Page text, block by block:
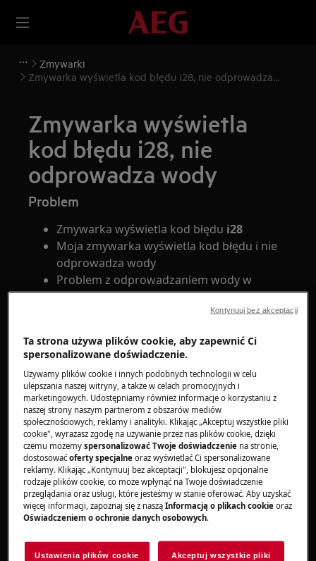
Zmywarki
Zmywarka wyświetla kod błędu i28, nie odprowadza
Zmywarka wyświetla
kod błędu i28, nie
odprowadza wody
Problem
Zmywarka wyświetla kod błędu i28
Moja zmywarka wyświetla kod błędu i nie
odprowadza wody
Problem z odprowadzaniem wody w
zmywarce
Zmywarki
Rozwiązanie
Wyświetlacz zmywarki pokazuje kod błędu
i28 - wskazuje to na awarię pompy
odprowadzającej wodę.
Zamknij dopływ wody i skontaktuj się z
Autoryzowanym Centrum Serwisowym.
Ta strona używa plików cookie, aby zapewnić Ci
spersonalizowane doświadczenie.
Używamy plików cookie i innych podobnych technologii w celu
ulepszania naszej witryny, a także w celach promocyjnych i
marketingowych. Udostępniamy również informacje o korzystaniu z
naszej strony naszym partnerom z obszarów mediów
społecznościowych, reklamy i analityki. Klikając „Akceptuj wszystkie pliki
cookie", wyrażasz zgodę na używanie przez nas plików cookie, dzięki
czemu możemyspersonalizować Twoje doświadczenie na stronie,
dostosowaćoferty specjalne oraz wyświetlać Ci spersonalizowane
reklamy. Klikając „Kontynuuj bez akceptacji", blokujesz opcjonalne
rodzaje plików cookie, co może wpłynąć na Twoje doświadczenie
przeglądania oraz usługi, które jesteśmy w stanie oferować. Aby uzyskać
więcej informacji, zapoznaj się z nasząInformacją o plikach cookie oraz
Oświadczeniem o ochronie danych osobowych.
Ustawienia plików cookie
Akceptuj wszystkie pliki
Kontynuuj bez akceptacji